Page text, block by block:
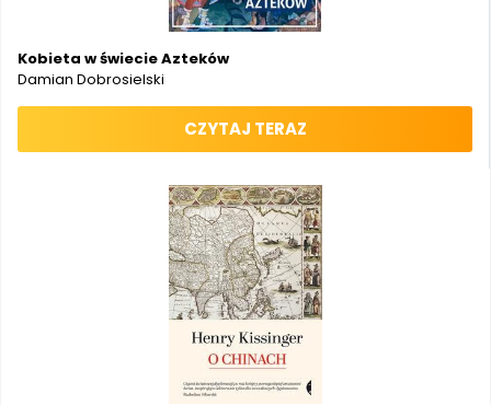
Kobieta w świecie Azteków
Damian Dobrosielski
CZYTAJ TERAZ